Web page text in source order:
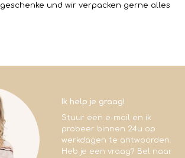
und wir verpacken gerne alles
Ik help je graag!
Stuur een e-mail en ik
probeer binnen 24u op
werkdagen te antwoorden.
Heb je een vraag? Bel naar